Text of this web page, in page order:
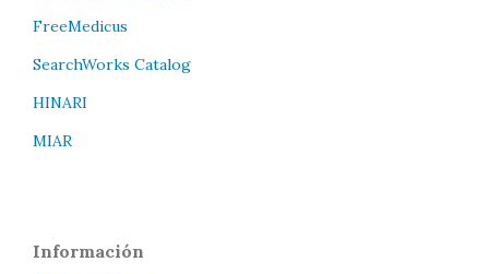
FreeMedicus
SearchWorks Catalog
HINARI
MIAR
Información